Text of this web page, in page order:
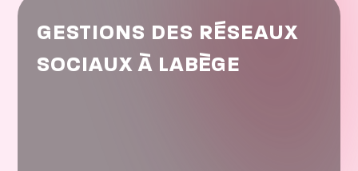
GESTIONS DES RÉSEAUX
SOCIAUX À LABÈGE